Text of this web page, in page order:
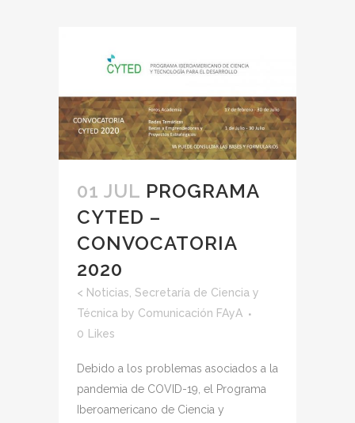
01 JUL PROGRAMA
CYTED –
CONVOCATORIA
2020
< Noticias, Secretaría de Ciencia y
Técnica by Comunicación FAyA
0 Likes
Debido a los problemas asociados a la
pandemia de COVID-19, el Programa
Iberoamericano de Ciencia y